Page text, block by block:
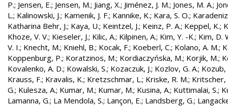
P.; Jensen, E.; Jensen, M.; Jiang, X.; Jiménez, J. M.; Jones, M. A.;
L.; Kalinowski, J.; Kamenik, J. F.; Kannike, K.; Kara, S. O.;
Katharina Behr, J.; Kaya, U.; Keintzel, J.; Keinz, P. A.; Keppel, K.;
Khoze, V. V.; Kieseler, J.; Kilic, A.; Kilpinen, A.; Kim, Y. -K.; Kim, D.
V. I.; Knecht, M.; Kniehl, B.; Kocak, F.; Koeberl, C.; Kolano, A. M.;
Koppenburg, P.; Koratzinos, M.; Kordiaczyńska, M.; Korjik, M.;
Kovalenko, A. D.; Kowalski, S.; Kozaczuk, J.; Kozlov, G. A.; Kozub,
Krauss, F.; Kravalis, K.; Kretzschmar, L.; Kriske, R. M.; Kritscher,
G.; Kulesza, A.; Kumar, M.; Kumar, M.; Kusina, A.; Kuttimalai, S.;
Lamanna, G.; La Mendola, S.; Lançon, E.; Landsberg, G.;